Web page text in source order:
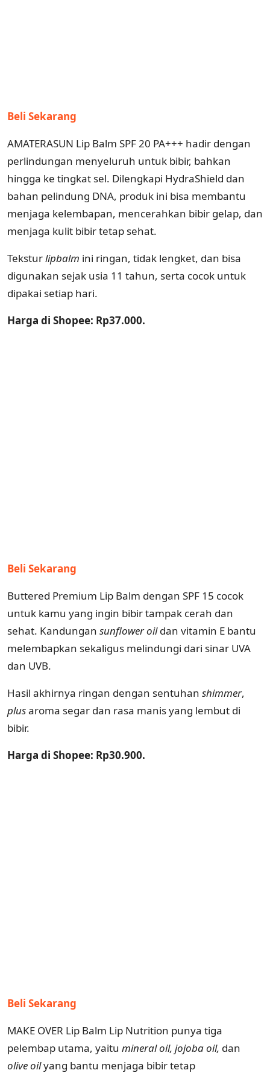
Beli Sekarang
AMATERASUN Lip Balm SPF 20 PA+++ hadir dengan
perlindungan menyeluruh untuk bibir, bahkan
hingga ke tingkat sel. Dilengkapi HydraShield dan
bahan pelindung DNA, produk ini bisa membantu
menjaga kelembapan, mencerahkan bibir gelap, dan
menjaga kulit bibir tetap sehat.
Teksturlipbalm ini ringan, tidak lengket, dan bisa
digunakan sejak usia 11 tahun, serta cocok untuk
dipakai setiap hari.
Harga di Shopee: Rp37.000.
Beli Sekarang
Buttered Premium Lip Balm dengan SPF 15 cocok
untuk kamu yang ingin bibir tampak cerah dan
sehat. Kandungan sunflower oildan vitamin E bantu
melembapkan sekaligus melindungi dari sinar UVA
dan UVB.
Hasil akhirnya ringan dengan sentuhan shimmer,
plusaroma segar dan rasa manis yang lembut di
bibir.
Harga di Shopee: Rp30.900.
Beli Sekarang
MAKE OVER Lip Balm Lip Nutrition punya tiga
pelembap utama, yaitu mineral oil, jojoba oil, dan
olive oilyang bantu menjaga bibir tetap